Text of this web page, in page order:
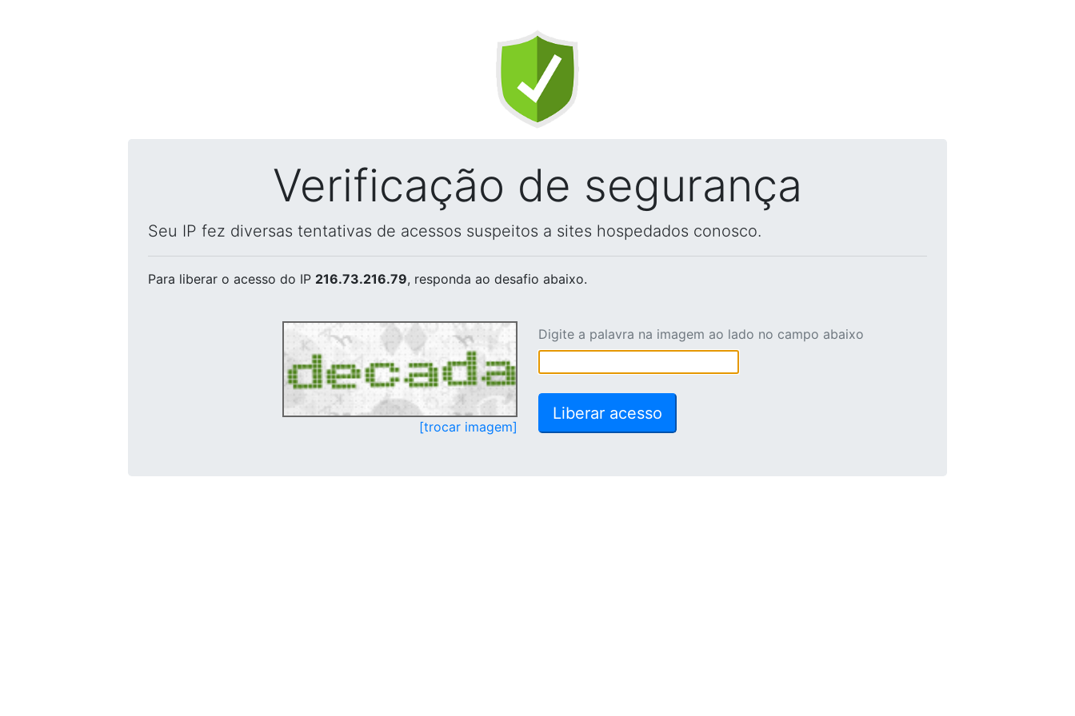
Verificação de segurança
Seu IP fez diversas tentativas de acessos suspeitos a sites hospedados conosco.
Para liberar o acesso do IP 216.73.216.79, responda ao desafio abaixo.
[trocar imagem]
Digite a palavra na imagem ao lado no campo abaixo